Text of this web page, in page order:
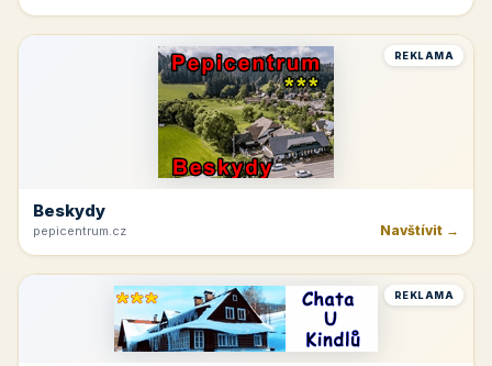
REKLAMA
Beskydy
pepicentrum.cz Navštívit →
REKLAMA